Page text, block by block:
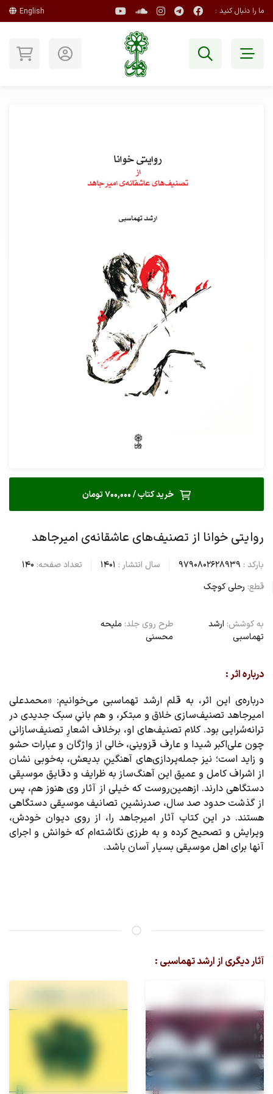
ما را دنبال کنید : English
خرید کتاب / 700,000 تومان
روایتی خوانا از تصنیف‌‌های عاشقانه‌ی امیرجاهد
بارکد : 9790802628939 سال انتشار : 1401 تعداد صفحه: 140
قطع: رحلی کوچک
به کوشش: ارشد
تهماسبی
طرح روی جلد: ملیحه
محسنی
درباره اثر :
درباره‌ی این اثر، به قلم ارشد تهماسبی می‌خوانیم: «محمدعلی
امیرجاهد تصنیف‌سازی خلاق و مبتکر، و هم بانیِ سبک جدیدی در
ترانه‌سُرایی بود. کلام تصنیف‌های او، برخلاف اشعارِ تصنیف‌سازانی
چون علی‌اکبر شیدا و عارف قزوینی، خالی از واژگان و عبارات حشو
و زاید است؛ نیز جمله‌پردازی‌های آهنگینِ بدیعش، به‌خوبی نشان
از اشراف کامل و عمیق این آهنگ‌ساز به ظرایف و دقایق موسیقی
دستگاهی دارند. ازهمین‌روست که خیلی از آثار وی هنوز هم، پس
از گذشت حدود صد سال، صدرنشینِ تصانیف موسیقی دستگاهی
هستند. در این کتاب آثار امیرجاهد را، از روی دیوان خودش،
ویرایش و تصحیح کرده و به طرزی نگاشته‌ام که خوانش و اجرای
آنها برای اهل موسیقی بسیار آسان باشد.
آثار دیگری از ارشد تهماسبی :